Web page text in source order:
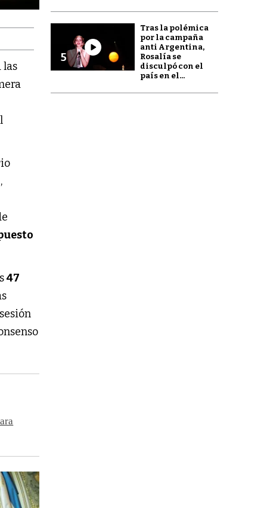
las
,
47
5
Tras la polémica
por la campaña
anti Argentina,
Rosalía se
disculpó con el
país en el...